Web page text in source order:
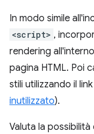
In modo simile
<script> ,
rendering
pagina HTML. Poi
stili utilizzando il link
inutilizzato).
Valuta la